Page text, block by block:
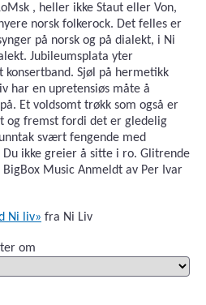
, heller ikke Staut eller Von,
norsk folkerock. Det felles er
på norsk og på dialekt, i Ni
Jubileumsplata yter
Sjøl på hermetikk
har en upretensiøs måte å
Et voldsomt trøkk som også er
og fremst fordi det er gledelig
svært fengende med
ikke greier å sitte i ro. Glitrende
Music Anmeldt av Per Ivar
Ni liv» fra Ni Liv
om